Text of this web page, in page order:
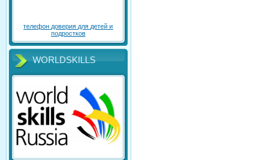
телефон доверия для детей и
подростков
WORLDSKILLS